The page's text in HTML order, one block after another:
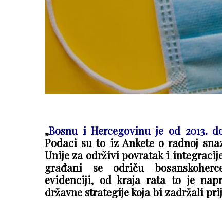
„Bosnu i Hercegovinu je od 2013.
Podaci su to iz Ankete o radnoj
Unije za održivi povratak i
građani se odriču
evidenciji, od kraja rata to je
državne strategije koja bi zadržali